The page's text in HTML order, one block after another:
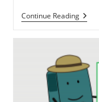
Continue ReadingDaiktų
Dalis)